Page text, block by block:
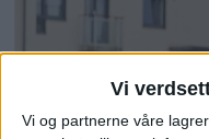
Vi
Vi og partnerne våre